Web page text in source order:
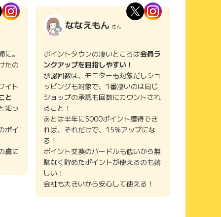
。
たの
イト
と
知っ
ポイ
虜に
ななえもん さん
ポイントタウンの凄いところは会員ラ
ンクアップを目指しやすい！
承認回数は、モニターも対象だしショ
ッピングも対象で、1番凄いのは同じ
ショップの承認も回数にカウントされ
ること！
あとは半年に5000ポイント獲得でき
れば、それだけで、15%アップにな
る！
ポイント交換のハードルも低いから無
駄なく貯めたポイントが使えるのも嬉
しい！
会社も大きいから安心して使える！